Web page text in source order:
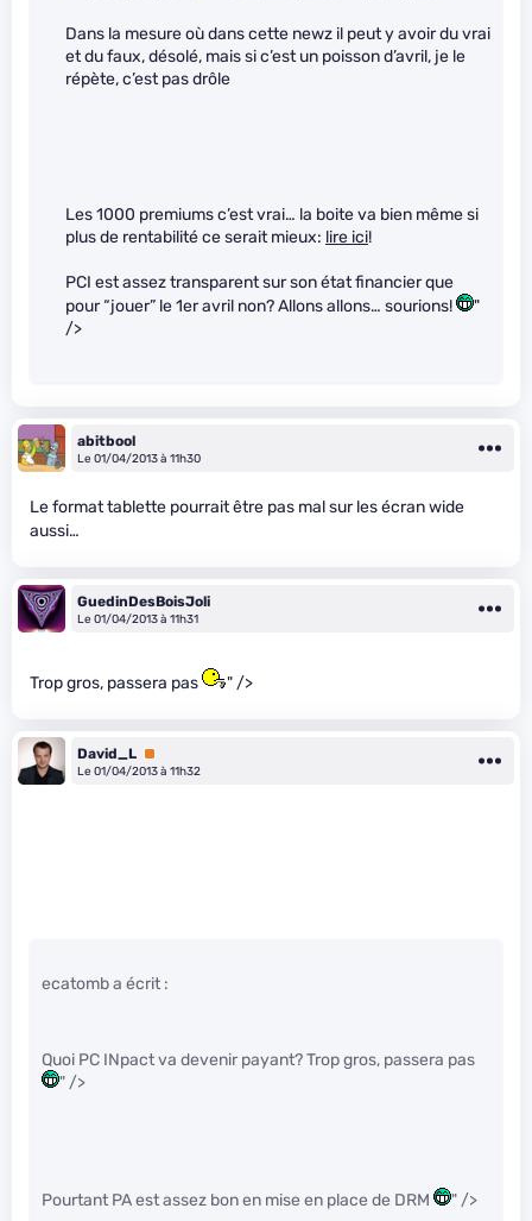
Dans la mesure où dans cette newz il peut y avoir du vrai
et du faux, désolé, mais si c’est un poisson d’avril, je le
répète, c’est pas drôle
Les 1000 premiums c’est vrai… la boite va bien même si
plus de rentabilité ce serait mieux: lire ici!
PCI est assez transparent sur son état financier que
pour “jouer” le 1er avril non? Allons allons… sourions!
"
/>
abitbool
Le 01/04/2013 à 11h30
Le format tablette pourrait être pas mal sur les écran wide
aussi…
GuedinDesBoisJoli
Le 01/04/2013 à 11h31
Trop gros, passera pas " />
David_L Premium
Le 01/04/2013 à 11h32
ecatomb a écrit :
Quoi PC INpact va devenir payant? Trop gros, passera pas
" />
Pourtant PA est assez bon en mise en place de DRM " />